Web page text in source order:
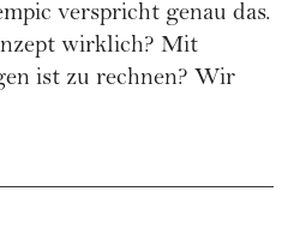
verspricht genau das.
wirklich? Mit
ist zu rechnen? Wir